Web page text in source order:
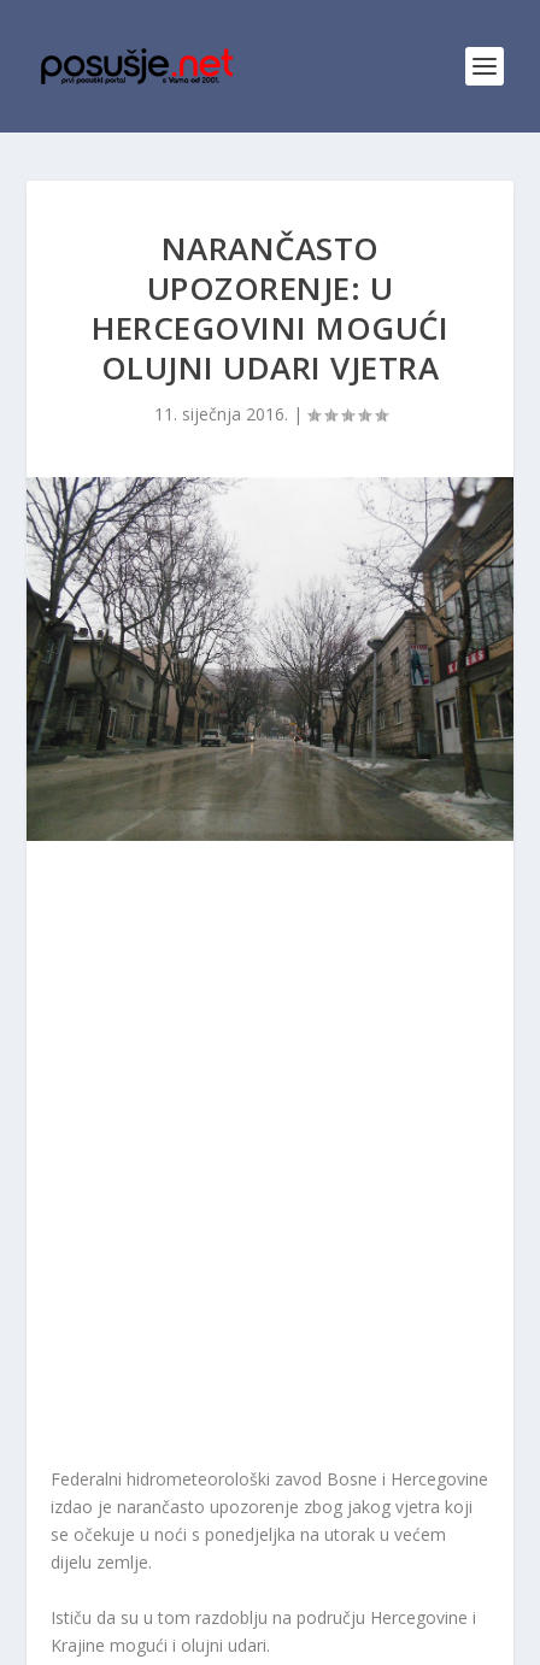
NARANČASTO
UPOZORENJE: U
HERCEGOVINI MOGUĆI
OLUJNI UDARI VJETRA
11. siječnja 2016. |
Federalni hidrometeorološki zavod Bosne i Hercegovine
izdao je narančasto upozorenje zbog jakog vjetra koji
se očekuje u noći s ponedjeljka na utorak u većem
dijelu zemlje.
Ističu da su u tom razdoblju na području Hercegovine i
Krajine mogući i olujni udari.